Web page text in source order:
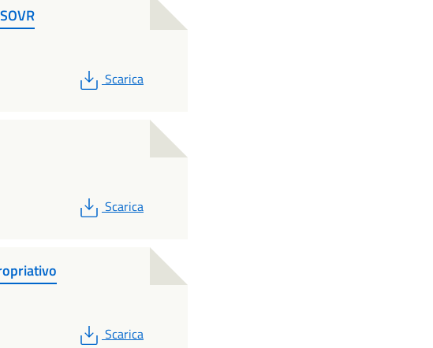
PDF
Scarica
PDF
Scarica
PDF
Scarica